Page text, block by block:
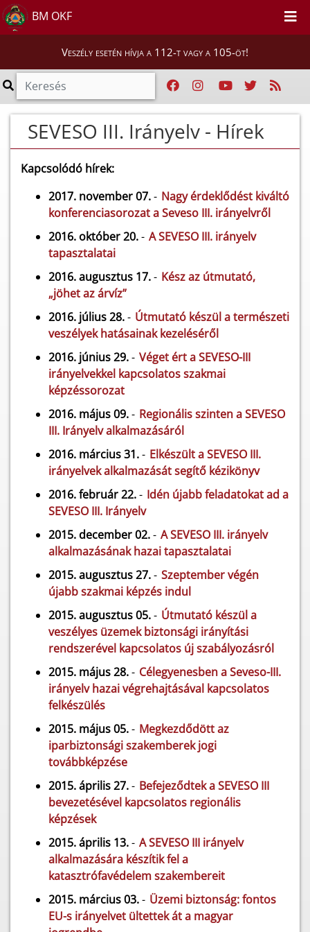
BM OKF
Veszély esetén hívja a 112-t vagy a 105-öt!
SEVESO III. Irányelv - Hírek
Kapcsolódó hírek:
2017. november 07.- Nagy érdeklődést kiváltó
konferenciasorozat a Seveso III. irányelvről
2016. október 20.- A SEVESO III. irányelv
tapasztalatai
2016. augusztus 17.- Kész az útmutató,
„jöhet az árvíz”
2016. július 28.- Útmutató készül a természeti
veszélyek hatásainak kezeléséről
2016. június 29.- Véget ért a SEVESO-III
irányelvekkel kapcsolatos szakmai
képzéssorozat
2016. május 09.- Regionális szinten a SEVESO
III. Irányelv alkalmazásáról
2016. március 31.- Elkészült a SEVESO III.
irányelvek alkalmazását segítő kézikönyv
2016. február 22.- Idén újabb feladatokat ad a
SEVESO III. Irányelv
2015. december 02.- A SEVESO III. irányelv
alkalmazásának hazai tapasztalatai
2015. augusztus 27.- Szeptember végén
újabb szakmai képzés indul
2015. augusztus 05.- Útmutató készül a
veszélyes üzemek biztonsági irányítási
rendszerével kapcsolatos új szabályozásról
2015. május 28.- Célegyenesben a Seveso-III.
irányelv hazai végrehajtásával kapcsolatos
felkészülés
2015. május 05.- Megkezdődött az
iparbiztonsági szakemberek jogi
továbbképzése
2015. április 27.- Befejeződtek a SEVESO III
bevezetésével kapcsolatos regionális
képzések
2015. április 13.- A SEVESO III irányelv
alkalmazására készítik fel a
katasztrófavédelem szakembereit
2015. március 03.- Üzemi biztonság: fontos
EU-s irányelvet ültettek át a magyar